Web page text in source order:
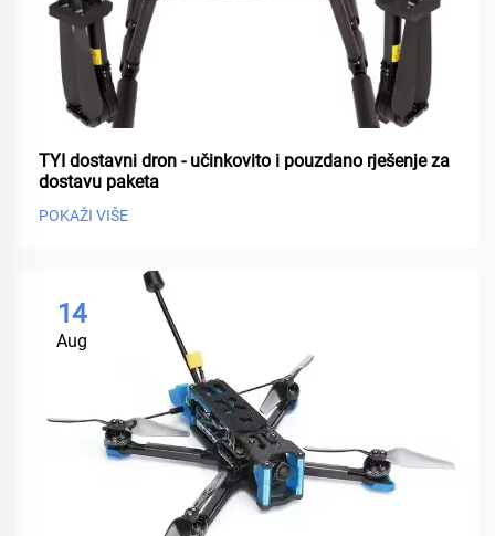
TYI dostavni dron - učinkovito i pouzdano rješenje za
dostavu paketa
POKAŽI VIŠE
14
Aug